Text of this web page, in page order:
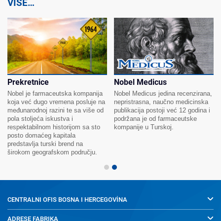
VIŠE…
Prekretnice
Nobel je farmaceutska kompanija
koja već dugo vremena posluje na
međunarodnoj razini te sa više od
pola stoljeća iskustva i
respektabilnom historijom sa sto
posto domaćeg kapitala
predstavlja turski brend na
širokom geografskom području.
Nobel Medicus
Nobel Medicus jedina recenzirana,
nepristrasna, naučno medicinska
publikacija postoji već 12 godina i
podržana je od farmaceutske
kompanije u Turskoj.
CENTRALNI OFIS BOSNA I HERCEGOVİNA
ADRESE FABRIKA